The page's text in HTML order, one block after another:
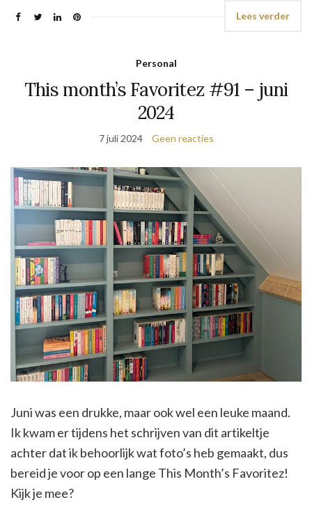
Lees verder
Personal
This month’s Favoritez #91 – juni
2024
7 juli 2024 Geen reacties
Juni was een drukke, maar ook wel een leuke maand.
Ik kwam er tijdens het schrijven van dit artikeltje
achter dat ik behoorlijk wat foto’s heb gemaakt, dus
bereid je voor op een lange This Month’s Favoritez!
Kijk je mee?